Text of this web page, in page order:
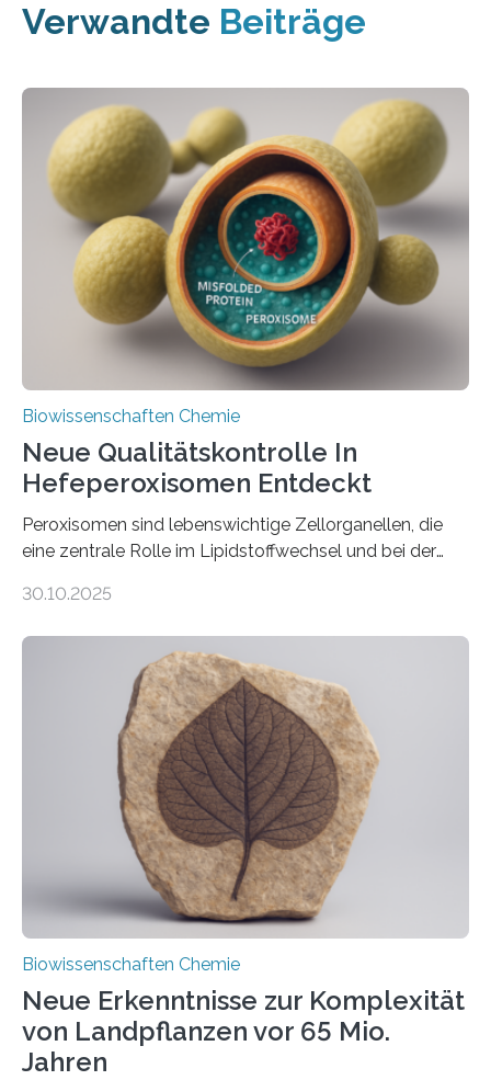
Verwandte Beiträge
Biowissenschaften Chemie
Neue Qualitätskontrolle In
Hefeperoxisomen Entdeckt
Peroxisomen sind lebenswichtige Zellorganellen, die
eine zentrale Rolle im Lipidstoffwechsel und bei der
erfüllen können, müssen zahlreiche Enzyme präzise in
der Ruhr-Universität Bochum um Prof. Dr. Ralf Erdmann
und Dr. Ismaila Francis Yusuf hat nun einen bislang
unbekannten Qualitätskontrollmechanismus des
peroxisomalen Proteintransports in der Bäckerhefe
Saccharomyces cerevisiae entdeckt, der für die
Funktionsfähigkeit der Organellen entscheidend ist. Die
Studie wurde am 28. Oktober 2025 in der
Fachzeitschrift…
30.10.2025
Biowissenschaften Chemie
Neue Erkenntnisse zur Komplexität
von Landpflanzen vor 65 Mio.
Jahren